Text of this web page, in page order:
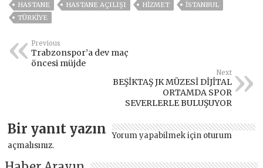
HASTANE
HASTANE AÇILIŞI HİZMET
ISTANBUL
TÜRKİYE
Previous
Trabzonspor’a dev maç
öncesi müjde
Next
BEŞİKTAŞ JK MÜZESİ DİJİTAL
ORTAMDA SPOR
SEVERLERLE BULUŞUYOR
Bir yanıt yazın Yorum yapabilmek için oturum
açmalısınız.